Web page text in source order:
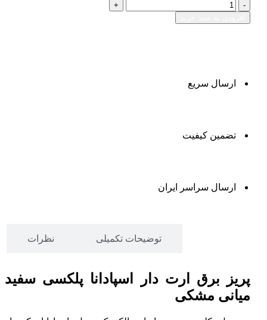
ارسال سریع
تضمین کیفیت
ارسال سراسر ایران
توضیحات تکمیلی نظرات
پریز برق ارت دار اسپادانا پلکسی سفید
میانی مشکی